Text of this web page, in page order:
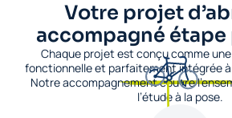
Votre projet
accompagné étape
Chaque projet est conçu comme
fonctionnelle et parfaitement intégrée
Notre accompagnement couvre
l’étude à la pose.